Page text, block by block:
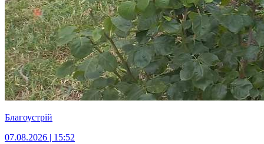
Благоустрій
07.08.2026 | 15:52